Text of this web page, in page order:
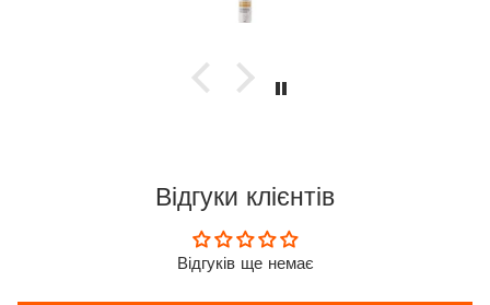
Відгуки клієнтів
Відгуків ще немає